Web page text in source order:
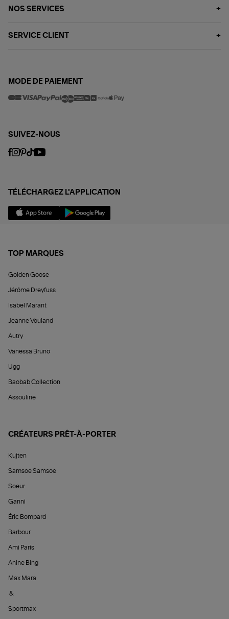
NOS SERVICES
SERVICE CLIENT
MODE DE PAIEMENT
SUIVEZ-NOUS
TÉLÉCHARGEZ L'APPLICATION
TOP MARQUES
Golden Goose
Jérôme Dreyfuss
Isabel Marant
Jeanne Vouland
Autry
Vanessa Bruno
Ugg
Baobab Collection
Assouline
CRÉATEURS PRÊT-À-PORTER
Kujten
Samsoe Samsoe
Soeur
Ganni
Éric Bompard
Barbour
Ami Paris
Anine Bing
Max Mara
&
Sportmax